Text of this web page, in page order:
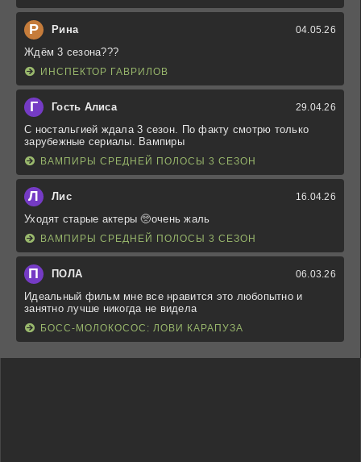
Р Рина 04.05.26
Ждём 3 сезона???
ИНСПЕКТОР ГАВРИЛОВ
Г Гость Алиса 29.04.26
С ностальгией ждала 3 сезон. По факту смотрю только
зарубежные сериалы. Вампиры
ВАМПИРЫ СРЕДНЕЙ ПОЛОСЫ 3 СЕЗОН
Л Лис 16.04.26
Уходят старые актеры 🥺очень жаль
ВАМПИРЫ СРЕДНЕЙ ПОЛОСЫ 3 СЕЗОН
П ПОЛА 06.03.26
Идеальный фильм мне все нравится это любопытно и
занятно лучше никогда не видела
БОСС-МОЛОКОСОС: ЛОВИ КАРАПУЗА